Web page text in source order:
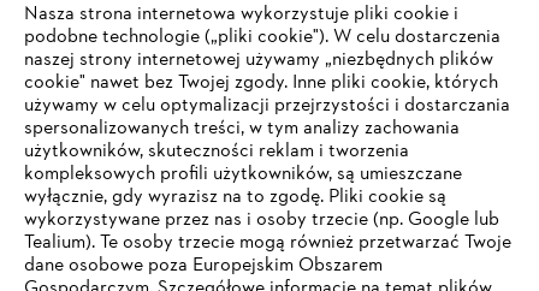
#STIHL
Nasza strona internetowa wykorzystuje pliki cookie i
podobne technologie („pliki cookie"). W celu dostarczenia
naszej strony internetowej używamy „niezbędnych plików
cookie" nawet bez Twojej zgody. Inne pliki cookie, których
używamy w celu optymalizacji przejrzystości i dostarczania
spersonalizowanych treści, w tym analizy zachowania
użytkowników, skuteczności reklam i tworzenia
kompleksowych profili użytkowników, są umieszczane
wyłącznie, gdy wyrazisz na to zgodę. Pliki cookie są
wykorzystywane przez nas i osoby trzecie (np. Google lub
Tealium). Te osoby trzecie mogą również przetwarzać Twoje
dane osobowe poza Europejskim Obszarem